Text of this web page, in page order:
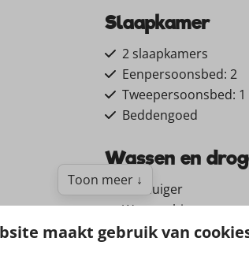
Slaapkamer
2 slaapkamers
Eenpersoonsbed: 2
Tweepersoonsbed: 1
Beddengoed
Wassen en
Stofzuiger
Wasmachine
Droger
Toon meer ↓
maakt gebruik van